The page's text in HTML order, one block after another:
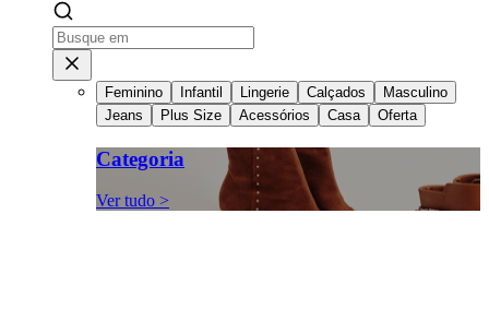
Feminino Infantil Lingerie Calçados
Masculino
Jeans
Plus Size Acessórios Casa Oferta
Categoria
Ver tudo >